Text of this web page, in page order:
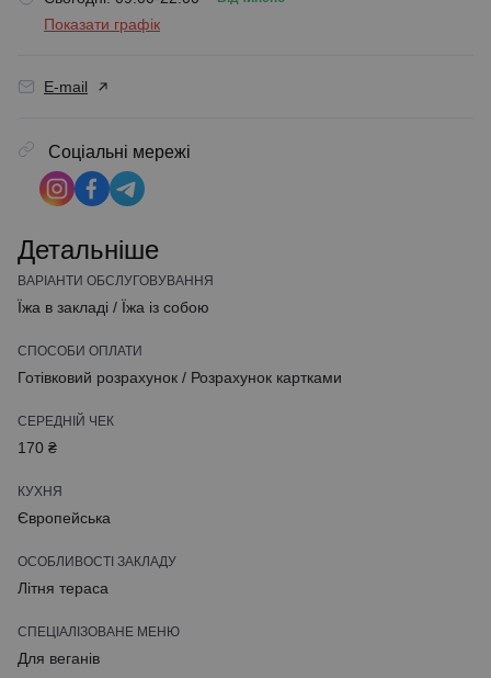
Показати графік
E-mail
Соціальні мережі
Детальніше
ВАРІАНТИ ОБСЛУГОВУВАННЯ
Їжа в закладі / Їжа із собою
СПОСОБИ ОПЛАТИ
Готівковий розрахунок / Розрахунок картками
СЕРЕДНІЙ ЧЕК
170 ₴
КУХНЯ
Європейська
ОСОБЛИВОСТІ ЗАКЛАДУ
Літня тераса
СПЕЦІАЛІЗОВАНЕ МЕНЮ
Для веганів